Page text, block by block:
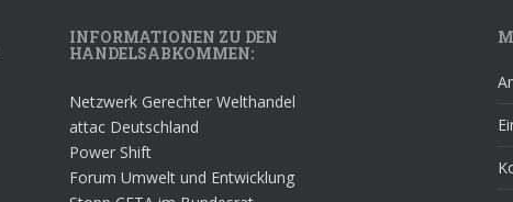
INFORMATIONEN ZU DEN
HANDELSABKOMMEN:
Netzwerk Gerechter Welthandel
attac Deutschland
Power Shift
Forum Umwelt und Entwicklung